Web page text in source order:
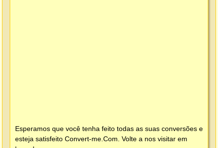
Esperamos que você tenha feito todas as suas conversões e
esteja satisfeito Convert-me.Com . Volte a nos visitar em